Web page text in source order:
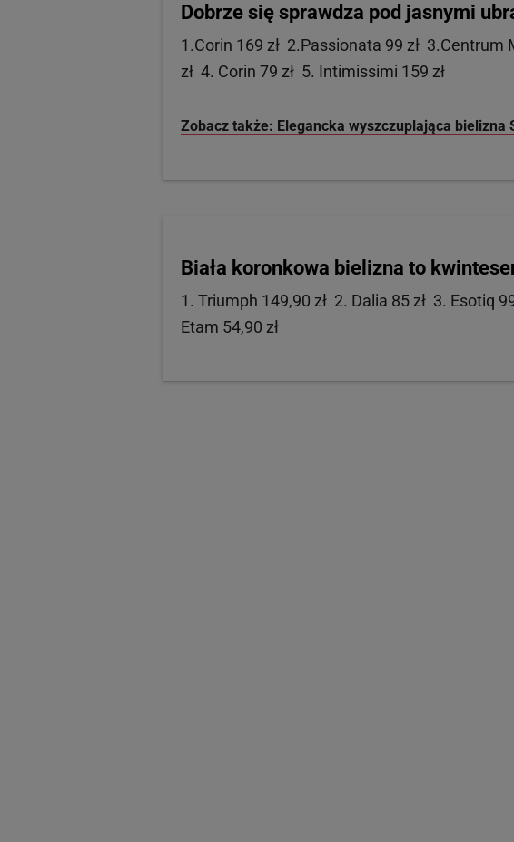
Dobrze się sprawdza pod jasnymi
1.Corin 169 zł 2.Passionata 99 zł
zł 4. Corin 79 zł 5. Intimissimi 159 zł
Zobacz także: Elegancka wyszczuplająca bielizna
Biała koronkowa bielizna to
1. Triumph 149,90 zł 2. Dalia 85 zł 3. Esotiq
Etam 54,90 zł